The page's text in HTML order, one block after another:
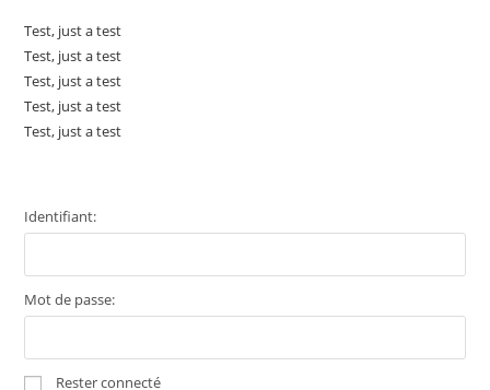
Test, just a test
Test, just a test
Test, just a test
Test, just a test
Test, just a test
Identifiant:
Mot de passe:
Rester connecté